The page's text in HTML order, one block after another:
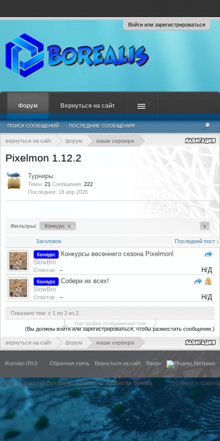
Войти или зарегистрироваться
вернуться на сайт форум наши сервера
Pixelmon 1.12.2
Турниры
Темы: 21 Сообщения: 222
18 апр 2026
Фильтры: Конкурс x x
Заголовок Последний пост ↓
Конкурс Конкурсы весеннего сезона Pixelmon!
SlowBro
Ответов: – Н/Д
Конкурс Собери их всех!
SlowBro
Ответов: – Н/Д
Показано тем: с 1 по 2 из 2.
Настройки отображения тем
(Вы должны войти или зарегистрироваться, чтобы разместить сообщение.)
вернуться на сайт форум наши сервера
Форум
ПОИСК СООБЩЕНИЙ ПОСЛЕДНИЕ СООБЩЕНИЯ
Вернуться на сайт
Russian (RU) Обратная связь Вернуться на сайт Вверх
Стиль разработан Bartolomeo и Dech1moXenforo for Borealis Условия и правила